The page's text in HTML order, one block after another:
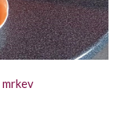
mrkev